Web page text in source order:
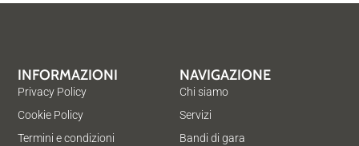
NAVIGAZIONE
Chi siamo
Servizi
Bandi di gara
INFORMAZIONI
Privacy Policy
Cookie Policy
Termini e condizioni